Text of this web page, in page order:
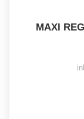
MAXI